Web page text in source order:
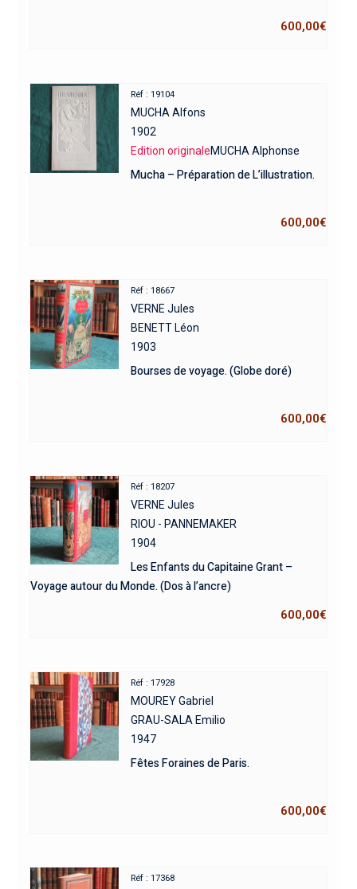
600,00€
Réf : 19104
MUCHA Alfons
1902
Edition originaleMUCHA Alphonse
Mucha – Préparation de L’illustration.
600,00€
Réf : 18667
VERNE Jules
BENETT Léon
1903
Bourses de voyage. (Globe doré)
600,00€
Réf : 18207
VERNE Jules
RIOU - PANNEMAKER
1904
Les Enfants du Capitaine Grant –
Voyage autour du Monde. (Dos à l’ancre)
600,00€
Réf : 17928
MOUREY Gabriel
GRAU-SALA Emilio
1947
Fêtes Foraines de Paris.
600,00€
Réf : 17368